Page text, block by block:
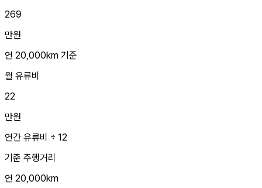
269
만원
연 20,000km 기준
월 유류비
22
만원
연간 유류비 ÷ 12
기준 주행거리
연 20,000km